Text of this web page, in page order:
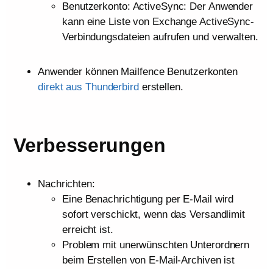
Benutzerkonto: ActiveSync: Der Anwender
kann eine Liste von Exchange ActiveSync-
Verbindungsdateien aufrufen und verwalten.
Anwender können Mailfence Benutzerkonten
direkt aus Thunderbirderstellen.
Verbesserungen
Nachrichten:
Eine Benachrichtigung per E-Mail wird
sofort verschickt, wenn das Versandlimit
erreicht ist.
Problem mit unerwünschten Unterordnern
beim Erstellen von E-Mail-Archiven ist